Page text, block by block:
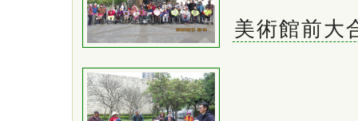
美術館前大